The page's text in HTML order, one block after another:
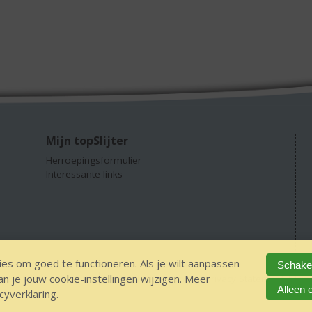
Mijn topSlijter
Herroepingsformulier
Interessante links
18 GEEN alcohol IDIN/ITSME sitemap Privacy Statement
om goed te functioneren. Als je wilt aanpassen
je jouw cookie-instellingen wijzigen. Meer
. Alleen